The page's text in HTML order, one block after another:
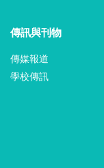
傳訊與刊物
傳媒報道
學校傳訊